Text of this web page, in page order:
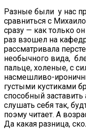
Разные были у нас
сравниться с
сразу — как только
раз взошел на
рассматривала
необычного вида,
пальце, холеные, с
насмешливо-
густыми кустиками
способный
слушать себя так,
поэму читает. А
Да какая разница,